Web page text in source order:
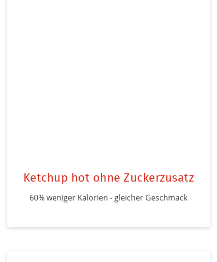
Ketchup hot ohne Zuckerzusatz
60% weniger Kalorien - gleicher Geschmack